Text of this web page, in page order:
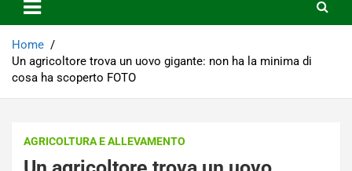
Home
Un agricoltore trova un uovo gigante: non ha la minima di
cosa ha scoperto FOTO
AGRICOLTURA E ALLEVAMENTO